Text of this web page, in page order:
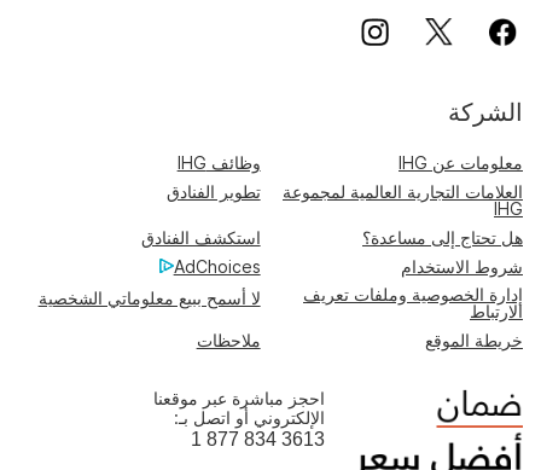
الشركة
معلومات عن IHG
وظائف IHG
العلامات التجارية العالمية لمجموعة
IHG
تطوير الفنادق
هل تحتاج إلى مساعدة؟
استكشف الفنادق
شروط الاستخدام
AdChoices
إدارة الخصوصية وملفات تعريف
الارتباط
لا أسمح ببيع معلوماتي الشخصية
خريطة الموقع ملاحظات
احجز مباشرة عبر موقعنا
الإلكتروني أو اتصل بـ:
1 877 834 3613